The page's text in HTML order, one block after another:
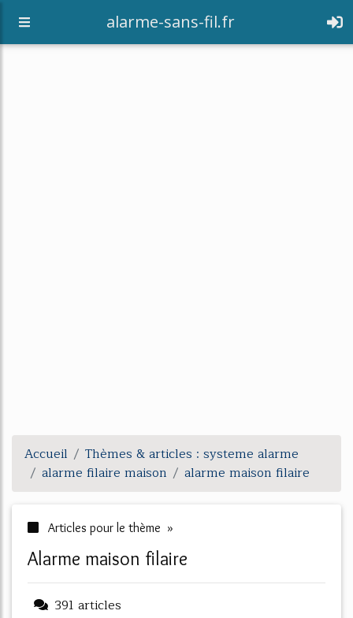
alarme-sans-fil.fr
Accueil
Thèmes & articles : systeme alarme
alarme filaire maison
alarme maison filaire
Articles pour le thème »
alarme maison filaire
391 articles